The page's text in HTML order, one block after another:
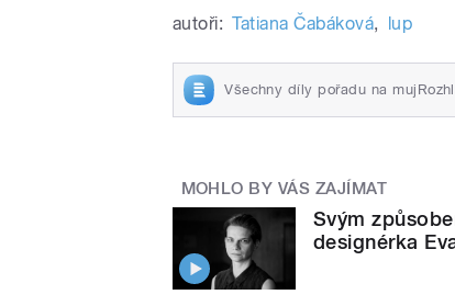
autoři: Tatiana Čabáková, lup
Všechny díly pořadu na
MOHLO BY VÁS ZAJÍMAT
Svým
designérka